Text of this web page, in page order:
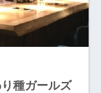
種ガールズ